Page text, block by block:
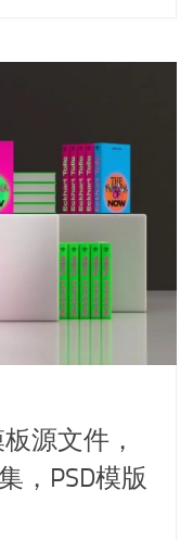
源文件，
，PSD模版